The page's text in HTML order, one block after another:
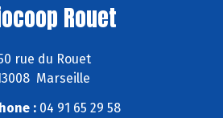
Rouet
rue du Rouet
Marseille
: 04 91 65 29 58